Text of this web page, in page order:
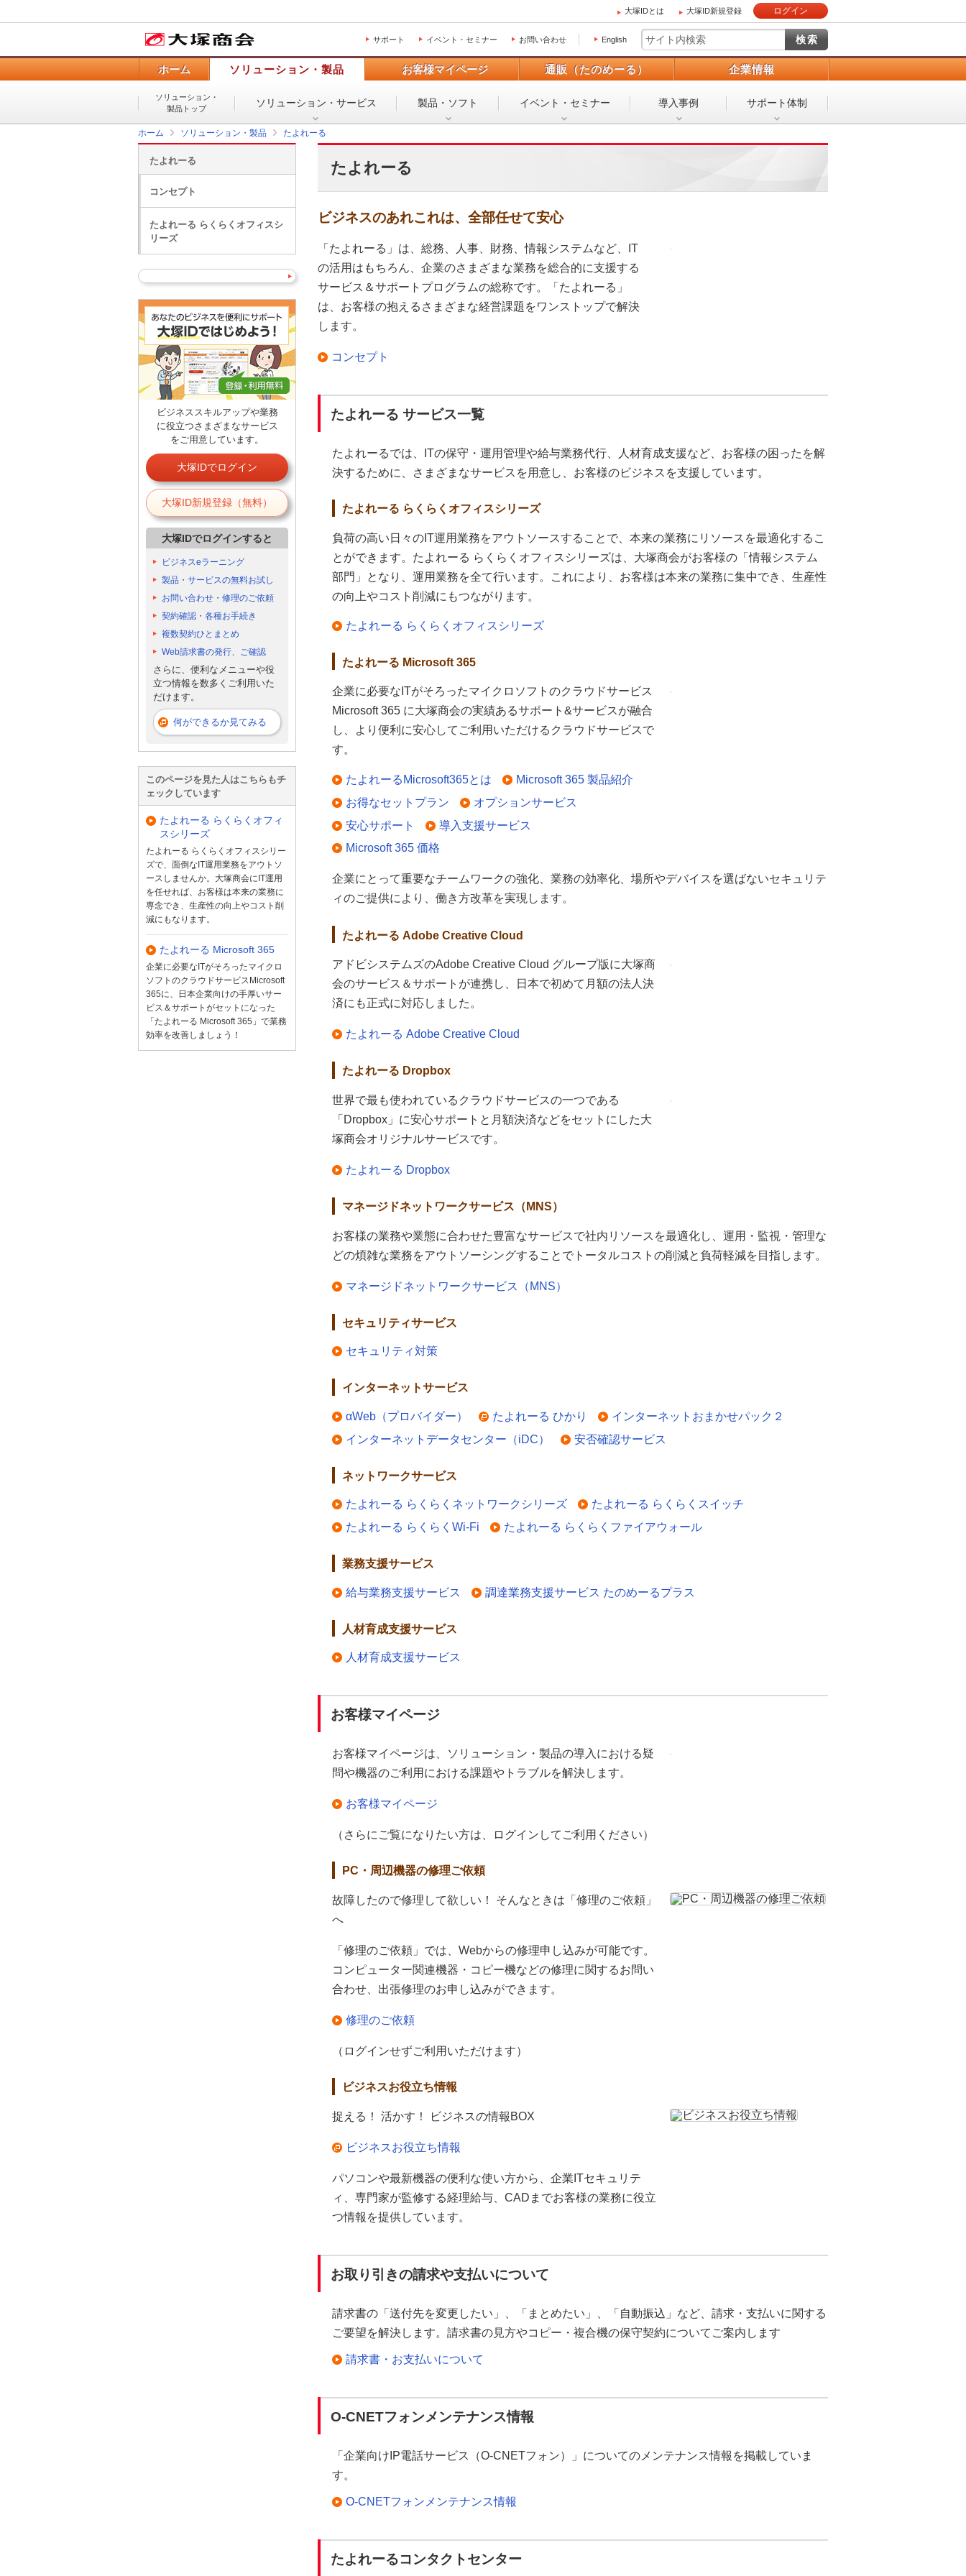
大塚IDとは 大塚ID新規登録 ログイン
サポート イベント・セミナー お問い合わせ English
ホーム ソリューション・製品 お客様マイページ 通販（たのめーる） 企業情報
ソリューション・
製品トップ
ソリューション・ サービス 製品・ソフト イベント・ セミナー 導入事例 サポート体制
ホーム ソリューション・製品 たよれーる
たよれーる
ビジネスのあれこれは、全部任せて安心
「たよれーる」は、総務、人事、財務、情報システムなど、IT
の活用はもちろん、企業のさまざまな業務を総合的に支援する
サービス＆サポートプログラムの総称です。「たよれーる」
は、お客様の抱えるさまざまな経営課題をワンストップで解決
します。
コンセプト
たよれーる サービス一覧
たよれーるでは、ITの保守・運用管理や給与業務代行、人材育成支援など、お客様の困ったを解
決するために、さまざまなサービスを用意し、お客様のビジネスを支援しています。
たよれーる らくらくオフィスシリーズ
負荷の高い日々のIT運用業務をアウトソースすることで、本来の業務にリソースを最適化するこ
とができます。たよれーる らくらくオフィスシリーズは、大塚商会がお客様の「情報システム
部門」となり、運用業務を全て行います。これにより、お客様は本来の業務に集中でき、生産性
の向上やコスト削減にもつながります。
たよれーる らくらくオフィスシリーズ
たよれーる Microsoft 365
企業に必要なITがそろったマイクロソフトのクラウドサービス
Microsoft 365 に大塚商会の実績あるサポート&サービスが融合
し、より便利に安心してご利用いただけるクラウドサービスで
す。
たよれーるMicrosoft365とは
Microsoft 365 製品紹介
お得なセットプラン
オプションサービス
安心サポート
導入支援サービス
Microsoft 365 価格
企業にとって重要なチームワークの強化、業務の効率化、場所やデバイスを選ばないセキュリテ
ィのご提供により、働き方改革を実現します。
たよれーる Adobe Creative Cloud
アドビシステムズのAdobe Creative Cloud グループ版に大塚商
会のサービス＆サポートが連携し、日本で初めて月額の法人決
済にも正式に対応しました。
たよれーる Adobe Creative Cloud
たよれーる Dropbox
世界で最も使われているクラウドサービスの一つである
「Dropbox」に安心サポートと月額決済などをセットにした大
塚商会オリジナルサービスです。
たよれーる Dropbox
マネージドネットワークサービス（MNS）
お客様の業務や業態に合わせた豊富なサービスで社内リソースを最適化し、運用・監視・管理な
どの煩雑な業務をアウトソーシングすることでトータルコストの削減と負荷軽減を目指します。
マネージドネットワークサービス（MNS）
セキュリティサービス
セキュリティ対策
インターネットサービス
αWeb（プロバイダー） たよれーる ひかり
インターネットおまかせパック２
インターネットデータセンター（iDC）
安否確認サービス
ネットワークサービス
たよれーる らくらくネットワークシリーズ
たよれーる らくらくスイッチ
たよれーる らくらくWi-Fi
たよれーる らくらくファイアウォール
業務支援サービス
給与業務支援サービス 調達業務支援サービス たのめーるプラス
人材育成支援サービス
人材育成支援サービス
お客様マイページ
お客様マイページは、ソリューション・製品の導入における疑
問や機器のご利用における課題やトラブルを解決します。
お客様マイページ
（さらにご覧になりたい方は、ログインしてご利用ください）
PC・周辺機器の修理ご依頼
故障したので修理して欲しい！ そんなときは「修理のご依頼」
へ
「修理のご依頼」では、Webからの修理申し込みが可能です。
コンピューター関連機器・コピー機などの修理に関するお問い
合わせ、出張修理のお申し込みができます。
修理のご依頼
（ログインせずご利用いただけます）
ビジネスお役立ち情報
捉える！ 活かす！ ビジネスの情報BOX
ビジネスお役立ち情報
パソコンや最新機器の便利な使い方から、企業ITセキュリテ
ィ、専門家が監修する経理給与、CADまでお客様の業務に役立
つ情報を提供しています。
お取り引きの請求や支払いについて
請求書の「送付先を変更したい」、「まとめたい」、「自動振込」など、請求・支払いに関する
ご要望を解決します。請求書の見方やコピー・複合機の保守契約についてご案内します
請求書・お支払いについて
O-CNETフォンメンテナンス情報
「企業向けIP電話サービス（O-CNETフォン）」についてのメンテナンス情報を掲載していま
す。
O-CNETフォンメンテナンス情報
たよれーるコンタクトセンター
たよれーる
コンセプト
たよれーる らくらくオフィスシ
リーズ
ビジネススキルアップや業務
に役立つさまざまなサービス
をご用意しています。
大塚IDでログイン
大塚ID新規登録（無料）
大塚IDでログインすると
ビジネスeラーニング
製品・サービスの無料お試し
お問い合わせ・修理のご依頼
契約確認・各種お手続き
複数契約ひとまとめ
Web請求書の発行、ご確認
さらに、便利なメニューや役
立つ情報を数多くご利用いた
だけます。
何ができるか見てみる
このページを見た人はこちらもチ
ェックしています
たよれーる らくらくオフィ
スシリーズ
たよれーる らくらくオフィスシリー
ズで、面倒なIT運用業務をアウトソ
ースしませんか。大塚商会にIT運用
を任せれば、お客様は本来の業務に
専念でき、生産性の向上やコスト削
減にもなります。
たよれーる Microsoft 365
企業に必要なITがそろったマイクロ
ソフトのクラウドサービスMicrosoft
365に、日本企業向けの手厚いサー
ビス＆サポートがセットになった
「たよれーる Microsoft 365」で業務
効率を改善しましょう！